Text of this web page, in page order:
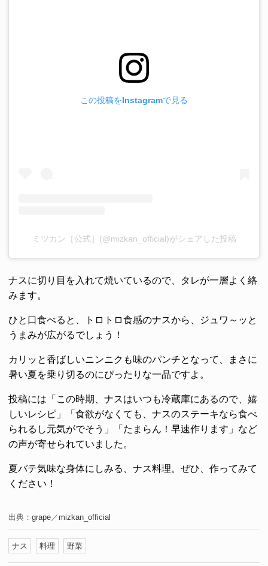
この投稿をInstagramで見る
ミツカン［公式］(@mizkan_official)がシェアした投稿
ナスに切り目を入れて焼いているので、タレが一層よく絡
みます。
ひと口食べると、トロトロ食感のナスから、ジュワ～ッと
うまみが広がるでしょう！
カリッと香ばしいニンニクも味のパンチとなって、まさに
暑い夏を乗り切るのにぴったりな一品ですよ。
投稿には「この時期、ナスはいつも冷蔵庫にあるので、嬉
しいレシピ」「食欲がなくても、ナスのステーキなら食べ
られるし元気がでそう」「たまらん！早速作ります」など
の声が寄せられていました。
夏バテ気味な身体にしみる、ナス料理。ぜひ、作ってみて
ください！
出典： grape／mizkan_official
ナス 料理 野菜